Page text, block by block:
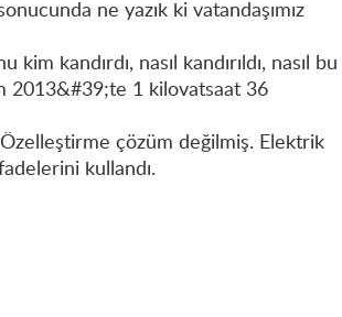
ne yazık ki vatandaşımız
kandırdı, nasıl kandırıldı, nasıl bu
2013&#39;te 1 kilovatsaat 36
çözüm değilmiş. Elektrik
kullandı.